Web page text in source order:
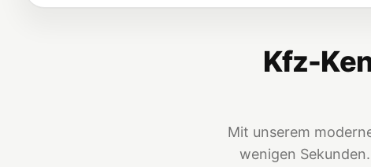
Kfz-
Mit unserem
wenigen